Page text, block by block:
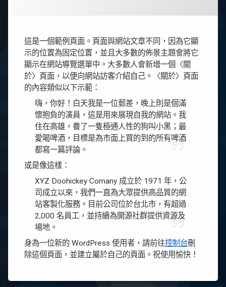
這是一個範例頁面。頁面與網站文章不同，因為它顯
示的位置為固定位置，並且大多數的佈景主題會將它
顯示在網站導覽選單中。大多數人會新增一個〈關
於〉頁面，以便向網站訪客介紹自己。〈關於〉頁面
的內容類似以下示範：
嗨，你好！白天我是一位郵差，晚上則是個滿
懷抱負的演員，這是用來展現自我的網站。我
住在高雄，養了一隻極通人性的狗叫小黑；最
愛喝啤酒，目標是為市面上買的到的所有啤酒
都寫一篇評論。
或是像這樣：
XYZ Doohickey Comany 成立於 1971 年，公
司成立以來，我們一直為大眾提供高品質的網
站客製化服務。目前公司位於台北市，有超過
2,000 名員工，並持續為開源社群提供資源及
場地。
身為一位新的 WordPress 使用者，請前往控制台刪
除這個頁面，並建立屬於自己的頁面。祝使用愉快！